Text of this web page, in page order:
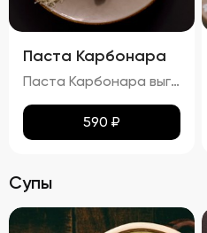
Паста Карбонара
Паста Карбонара выглядит аппетитно, с глянцевыми макаронами, покрытыми сливочно-яичным соусом. Пармезан и базилик добавляют контраст и завершают внешний вид блюда, делая его еще более привлекательным. Вкус пасты Карбонара насыщен сливочными нотками, с оттенками копчёного вкуса грудинки и лёгкими нюансами чеснока и лука. Запах блюда богат и манящ, с ароматами чеснока, лука и пармезана. Консистенция пасты идеальна: макароны упругие (al dente), а соус густой и обволакивает каждую макаронину. Грудинка хрустящая снаружи и нежная внутри, что добавляет блюду особую текстурную сложность.
590 ₽
Супы